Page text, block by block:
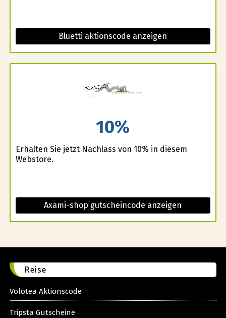
Bluetti aktionscode anzeigen
10%
Erhalten Sie jetzt Nachlass von 10% in diesem
Webstore.
Axami-shop gutscheincode anzeigen
Reise
Volotea Aktionscode
Tripsta Gutscheine